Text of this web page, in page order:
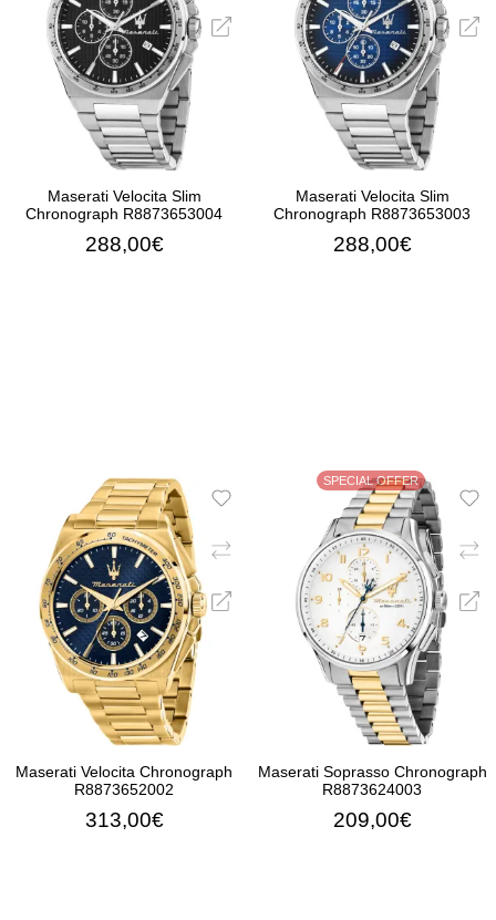
ΠΡΟΣΘΉΚΗ ΣΤΟ ΚΑΛΆΘΙ
Maserati Velocita Slim
Chronograph R8873653004
288,00€
ΠΡΟΣΘΉΚΗ ΣΤΟ
Maserati Velocita Slim
Chronograph R8873653003
288,00€
Maserati Velocita Chronograph
R8873652002
313,00€
SPECIAL OFFER
Maserati Soprasso Chronograph
R8873624003
209,00€